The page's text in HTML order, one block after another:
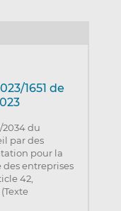
1651 de
2034 du
par des
pour la
entreprises
42,